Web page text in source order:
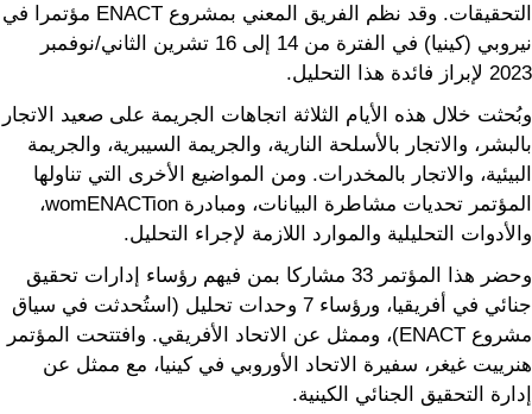
التحقيقات. وقد نظم الفريق المعني بمشروع ENACT مؤتمرا في
نيروبي (كينيا) في الفترة من 14 إلى 16 تشرين الثاني/نوفمبر
2023 لإبراز فائدة هذا التحليل.
وبُحثت خلال هذه الأيام الثلاثة اتجاهات الجريمة على صعيد الاتجار
بالبشر، والاتجار بالأسلحة النارية، والجريمة السيبرية، والجريمة
البيئية، والاتجار بالمخدرات. ومن المواضيع الأخرى التي تناولها
المؤتمر تحديات مشاطرة البيانات، ومبادرة womENACTion،
والأدوات التحليلية والموارد اللازمة لإجراء التحليل.
وحضر هذا المؤتمر 33 مشاركا بمن فيهم رؤساء إدارات تحقيق
جنائي في أفريقيا، ورؤساء 7 وحدات تحليل (استُحدثت في سياق
مشروع ENACT)، وممثل عن الاتحاد الأفريقي. وافتتحت المؤتمر
هنرييت غيغر، سفيرة الاتحاد الأوروبي في كينيا، مع ممثل عن
إدارة التحقيق الجنائي الكينية.